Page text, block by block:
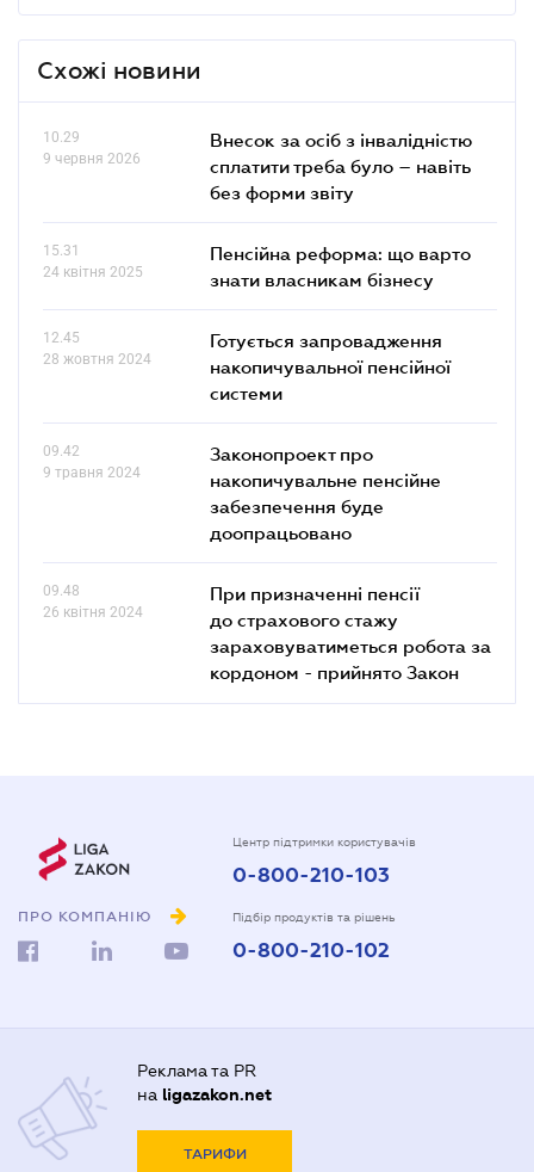
Схожі новини
10.29
9 червня 2026
Внесок за осіб з інвалідністю
сплатити треба було – навіть
без форми звіту
15.31
24 квітня 2025
Пенсійна реформа: що варто
знати власникам бізнесу
12.45
28 жовтня 2024
Готується запровадження
накопичувальної пенсійної
системи
09.42
9 травня 2024
Законопроект про
накопичувальне пенсійне
забезпечення буде
доопрацьовано
09.48
26 квітня 2024
При призначенні пенсії
до страхового стажу
зараховуватиметься робота за
кордоном - прийнято Закон
ПРО КОМПАНІЮ
Центр підтримки користувачів
0-800-210-103
Підбір продуктів та рішень
0-800-210-102
Реклама та PR
на ligazakon.net
ТАРИФИ